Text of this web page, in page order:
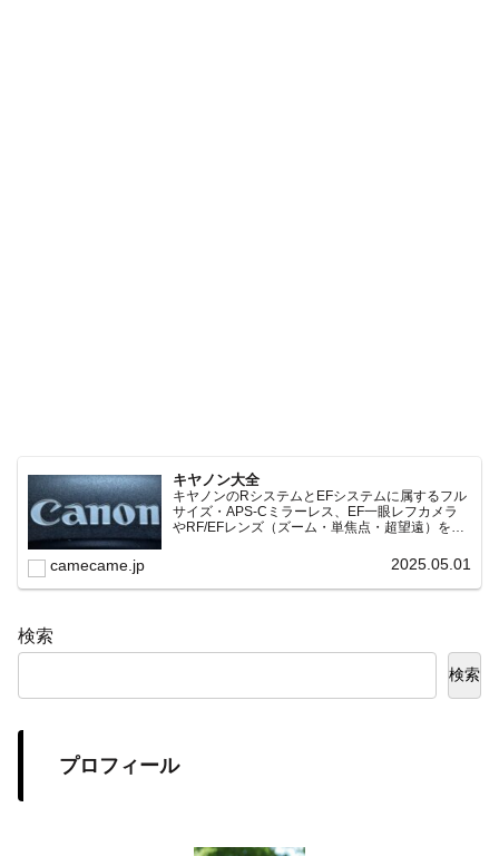
キヤノン大全
キヤノンのRシステムとEFシステムに属するフル
サイズ・APS-Cミラーレス、EF一眼レフカメラ
やRF/EFレンズ（ズーム・単焦点・超望遠）をカ
常に機種の内部リンク設計で回遊性向上と快適表
camecame.jp 2025.05.01
検索
検索
プロフィール